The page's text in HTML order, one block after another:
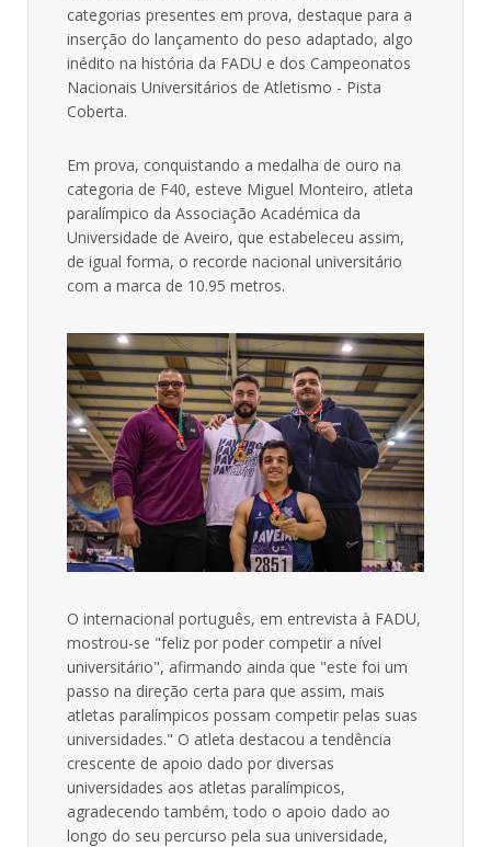
categorias presentes em prova, destaque para a
inserção do lançamento do peso adaptado, algo
inédito na história da FADU e dos Campeonatos
Nacionais Universitários de Atletismo - Pista
Coberta.
Em prova, conquistando a medalha de ouro na
categoria de F40, esteve Miguel Monteiro, atleta
paralímpico da Associação Académica da
Universidade de Aveiro, que estabeleceu assim,
de igual forma, o recorde nacional universitário
com a marca de 10.95 metros.
O internacional português, em entrevista à FADU,
mostrou-se "feliz por poder competir a nível
universitário", afirmando ainda que "este foi um
passo na direção certa para que assim, mais
atletas paralímpicos possam competir pelas suas
universidades." O atleta destacou a tendência
crescente de apoio dado por diversas
universidades aos atletas paralímpicos,
agradecendo também, todo o apoio dado ao
longo do seu percurso pela sua universidade,